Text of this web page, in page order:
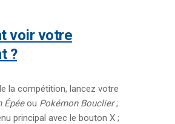
?
la compétition, lancez votre
Épéeou Pokémon Bouclier;
principal avec le bouton X ;